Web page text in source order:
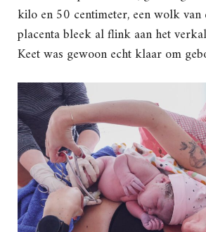
kilo en 50 centimeter, een wolk van
placenta bleek al flink aan het
Keet was gewoon echt klaar om